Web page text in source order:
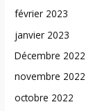
février 2023
janvier 2023
Décembre 2022
novembre 2022
octobre 2022